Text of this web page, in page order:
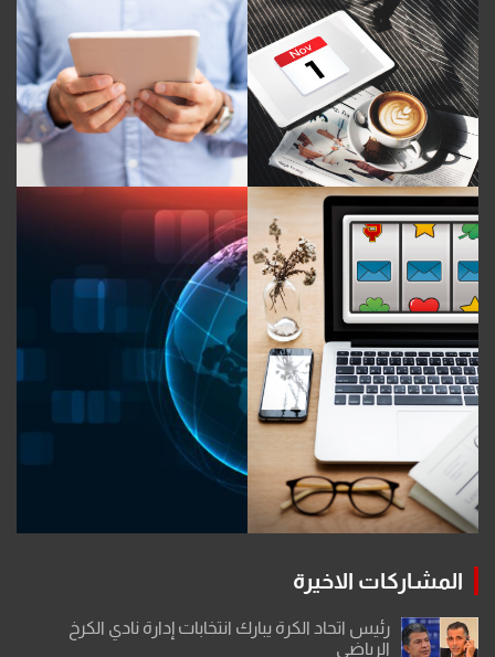
المشاركات الاخيرة
رئيس اتحاد الكرة يبارك انتخابات إدارة نادي الكرخ
الرياضي